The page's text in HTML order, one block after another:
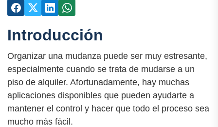
Introducción
Organizar una mudanza puede ser muy estresante,
especialmente cuando se trata de mudarse a un
piso de alquiler. Afortunadamente, hay muchas
aplicaciones disponibles que pueden ayudarte a
mantener el control y hacer que todo el proceso sea
mucho más fácil.